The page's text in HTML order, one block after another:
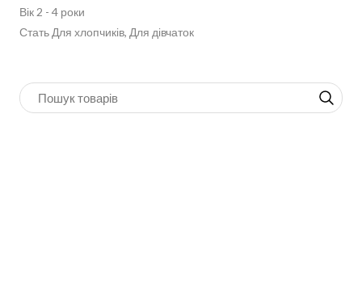
Вік 2 - 4 роки
Стать Для хлопчиків, Для дівчаток